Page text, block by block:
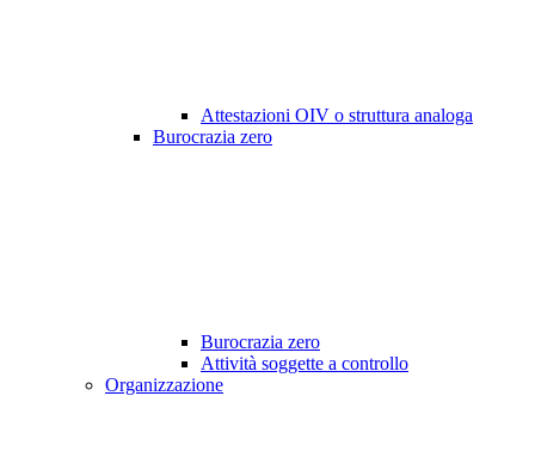
Attestazioni OIV o struttura analoga
Burocrazia zero
Burocrazia zero
Attività soggette a controllo
Organizzazione